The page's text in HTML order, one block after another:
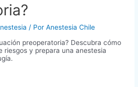
/ PorAnestesia Chile
preoperatoria? Descubra cómo
riesgos y prepara una anestesia